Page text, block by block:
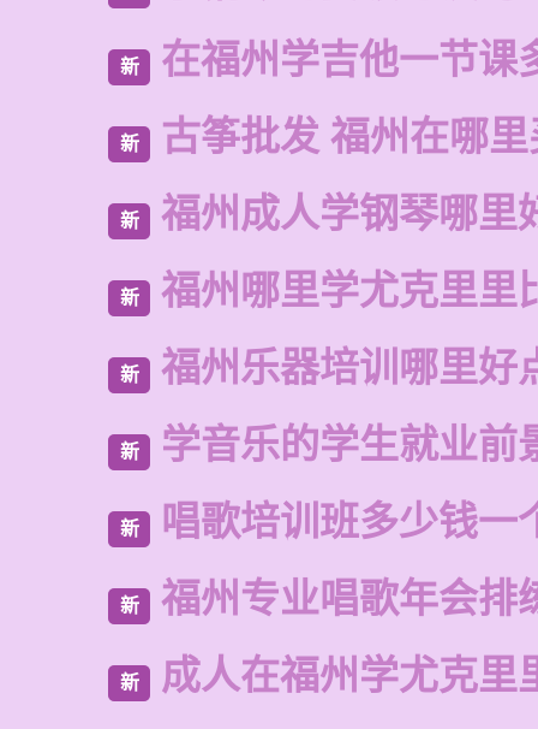
新 在福州学吉他一节课
新 古筝批发 福州在哪
新 福州成人学钢琴哪里
新 福州哪里学尤克里里
新 福州乐器培训哪里好
新 学音乐的学生就业前
新 唱歌培训班多少钱一
新 福州专业唱歌年会排
新 成人在福州学尤克里